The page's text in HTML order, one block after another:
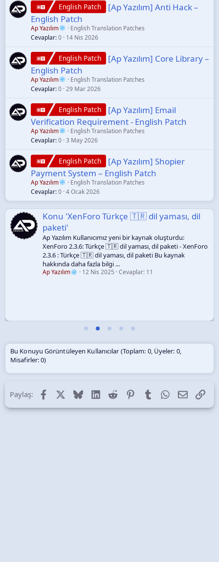
English Patch
[Ap Yazılım] Anti Hack –
English Patch
Ap Yazılım
English Translation Patches
Cevaplar 0 14 Nis 2026
English Patch
[Ap Yazılım] Core Library –
English Patch
Ap Yazılım
English Translation Patches
Cevaplar 0 29 Mar 2026
English Patch
[Ap Yazılım] Email
Verification Requirement - English Patch
Ap Yazılım
English Translation Patches
Cevaplar 0 3 May 2026
English Patch
[Ap Yazılım] Shopier
Payment System – English Patch
Ap Yazılım
English Translation Patches
Cevaplar 0 4 Ocak 2026
Konu 'XenForo Türkçe 🇹🇷 dil yaması, dil
paketi'
Ap Yazılım Kullanıcımız yeni bir kaynak oluşturdu:
XenForo 2.3.6: Türkçe 🇹🇷 dil yaması, dil paketi - XenForo
2.3.6 : Türkçe 🇹🇷 dil yaması, dil paketi Bu kaynak
hakkında daha fazla bilgi ...
Ap Yazılım 12 Nis 2025 Cevaplar: 11
Bu Konuyu Görüntüleyen Kullanıcılar (Toplam: 0, Üyeler: 0,
Misafirler: 0)
Paylaş: FacebookX (Twitter)
BlueskyLinkedInReddit PinterestTumblr WhatsApp
E-postaLink